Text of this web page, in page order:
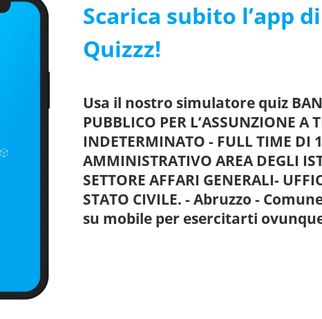
Scarica subito l’app
Quizzz!
Usa il nostro simulatore quiz
PUBBLICO PER L’ASSUNZIONE A
INDETERMINATO - FULL TIME DI
AMMINISTRATIVO AREA DEGLI
SETTORE AFFARI GENERALI-
STATO CIVILE. - Abruzzo -
su mobile per esercitarti